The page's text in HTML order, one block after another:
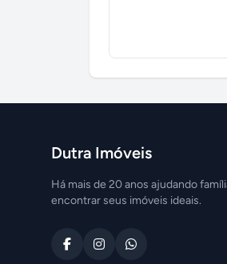
Dutra Imóveis
Há mais de 20 anos ajudando
encontrar seus imóveis ideais.